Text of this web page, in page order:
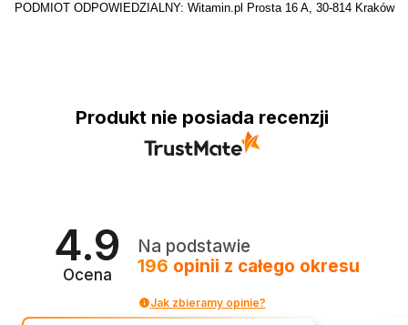
PODMIOT ODPOWIEDZIALNY: Witamin.pl Prosta 16 A, 30-814 Kraków
Produkt nie posiada recenzji
4.9
Ocena
Na podstawie
196 opinii z całego okresu
Jak zbieramy opinie?